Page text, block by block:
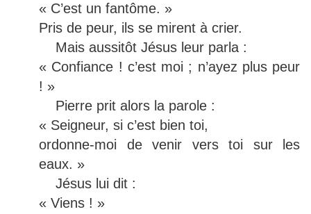
« C’est un fantôme. »
Pris de peur, ils se mirent à crier.
Mais aussitôt Jésus leur parla :
« Confiance ! c’est moi ; n’ayez plus peur
! »
Pierre prit alors la parole :
« Seigneur, si c’est bien toi,
ordonne-moi de venir vers toi sur les
eaux. »
Jésus lui dit :
« Viens ! »